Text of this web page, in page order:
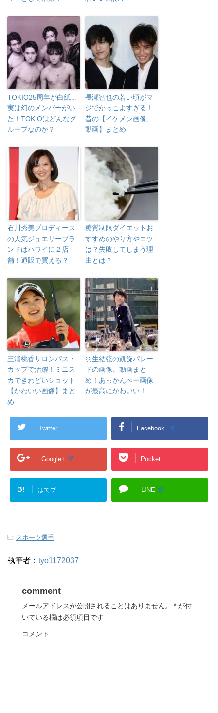
TOKIO25周年が白紙…
実は幻のメンバーがい
た！TOKIOはどんなグ
ループなのか？
長瀬智也の若い頃がマ
ジでかっこよすぎる！
昔の【イケメン画像、
動画】まとめ
石川秀美プロディース
の人気ジュエリーブラ
ンドはハワイに２店
舗！通販で買える？
糖質制限ダイエットお
すすめのやり方やコツ
は？失敗してしまう理
由とは？
三浦桃香サロンパス・
カップで活躍！ミニス
カできわどいショット
【かわいい画像】まと
め
羽生結弦の凱旋パレー
ドの画像、動画まと
め！あっかんべー画像
が最高にかわいい！
Twitter Facebook
Google+ Pocket
B! はてブ LINE
-スポーツ選手
執筆者： tyo1172037
comment
メールアドレスが公開されることはありません。 * が付
いている欄は必須項目です
コメント